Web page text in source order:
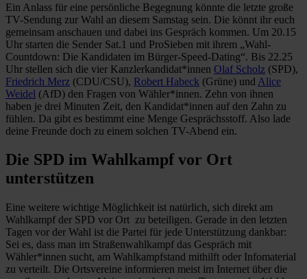
Ein Anlass für eine persönliche Begegnung könnte die letzte große
TV-Sendung zur Wahl an diesem Samstag sein. Die könnt ihr euch
gemeinsam anschauen und dabei ins Gespräch kommen. Um 20.15
Uhr starten die Sender Sat.1 und ProSieben mit ihrem „Wahl-
Countdown: Die Kandidaten im Bürger-Speed-Dating“. Bis 22.25
Uhr stellen sich die vier Kanzlerkandidat*innen Olaf Scholz (SPD),
Friedrich Merz (CDU/CSU), Robert Habeck (Grüne) und Alice
Weidel (AfD) den Fragen von Wähler*innen. Zehn von ihnen
haben je drei Minuten Zeit, den Kandidat*innen auf den Zahn zu
fühlen. Da gibt es bestimmt eine Menge Gesprächsstoff. Also lade
deine Freunde doch zu einem solchen TV-Abend ein.
Die SPD im Wahlkampf vor Ort
unterstützen
Eine weitere wichtige Möglichkeit ist natürlich, sich direkt am
Wahlkampf der SPD vor Ort zu beteiligen. Gerade in den letzten
Tagen vor der Wahl ist die Partei für jede Unterstützung dankbar:
Sei es, dass man im Straßenwahlkampf das Gespräch mit
Wähler*innen sucht, am Wahlkampfstand mithilft oder Infomaterial
zu verteilt. Die Ortsvereine informieren meist im Internet über die